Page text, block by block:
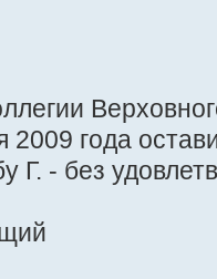
года
Г. - без